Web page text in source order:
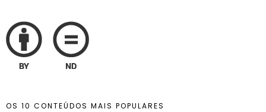
OS 10 CONTEÚDOS MAIS POPULARES